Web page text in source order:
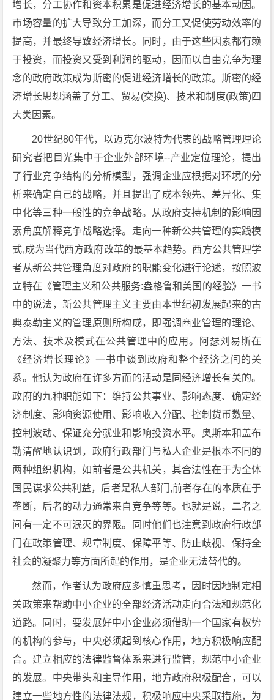
增长，分工协作和资本积累是促进经济增长的基本动因。
市场容量的扩大导致分工加深，而分工又促使劳动效率的
提高，并最终导致经济增长。同时，由于这些因素都有赖
于投资，而投资又受到利润的驱动，因而以自由竞争为理
念的政府政策成为斯密的促进经济增长的政策。斯密的经
济增长思想涵盖了分工、贸易(交换)、技术和制度(政策)四
大类因素。
20世纪80年代，以迈克尔波特为代表的战略管理理论
研究者把目光集中于企业外部环境--产业定位理论，提出
了行业竞争结构的分析模型，强调企业应根据对环境的分
析来确定自己的战略，并且提出了成本领先、差异化、集
中化等三种一般性的竞争战略。从政府支持机制的影响因
素角度解释竞争战略选择。走向一种新公共管理的实践模
式,成为当代西方政府改革的最基本趋势。西方公共管理学
者从新公共管理角度对政府的职能变化进行论述，按照波
立特在《管理主义和公共服务:盎格鲁和美国的经验》一书
中的说法，新公共管理主义主要由本世纪初发展起来的古
典泰勒主义的管理原则所构成，即强调商业管理的理论、
方法、技术及模式在公共管理中的应用。阿瑟刘易斯在
《经济增长理论》一书中谈到政府和整个经济之间的关
系。他认为政府在许多方而的活动是同经济增长有关的。
政府的九种职能如下：维持公共事业、影响态度、确定经
济制度、影响资源使用、影响收入分配、控制货币数量、
控制波动、保证充分就业和影响投资水平。奥斯本和盖布
勒清醒地认识到，政府行政部门与私人企业是根本不同的
两种组织机构，如前者是公共机关，其合法性在于为全体
国民谋求公共利益，后者是私人部门,前者存在的本质在于
垄断，后者的动力通常来自竞争等等。也就是说，二者之
间有一定不可泯灭的界限。同时他们也注意到政府行政部
门在政策管理、规章制度、保障平等、防止歧视、保持全
社会的凝聚力等方面所起的作用，是企业无法替代的。
然而，作者认为政府应多慎重思考，因时因地制定相
关政策来帮助中小企业的全部经济活动走向合法和规范化
道路。同时，要发展好中小企业必须借助一个国家有权势
的机构的参与，中央必须起到核心作用，地方积极响应配
合。建立相应的法律监督体系来进行监管，规范中小企业
的发展。中央带头和主导作用，地方政府积极配合，可以
建立一些地方性的法律法规，积极响应中央采取措施，为